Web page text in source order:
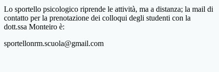
Lo sportello psicologico riprende le attività, ma a distanza; la mail di
contatto per la prenotazione dei colloqui degli studenti con la
dott.ssa Monteiro è:
sportellonrm.scuola@gmail.com